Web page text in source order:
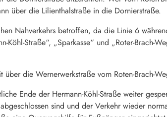
über die Lilienthalstraße in die Dornierstraße.
Nahverkehrs betroffen, da die Linie 6
Köhl-Straße“, „Sparkasse“ und „Roter-Brach-
die Wernerwerkstraße vom Roten-Brach-
Ende der Hermann-Köhl-Straße weiter
sind und der Verkehr wieder